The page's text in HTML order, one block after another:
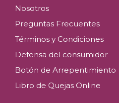
Nosotros
Preguntas Frecuentes
Términos y Condiciones
Defensa del consumidor
Botón de Arrepentimiento
Libro de Quejas Online